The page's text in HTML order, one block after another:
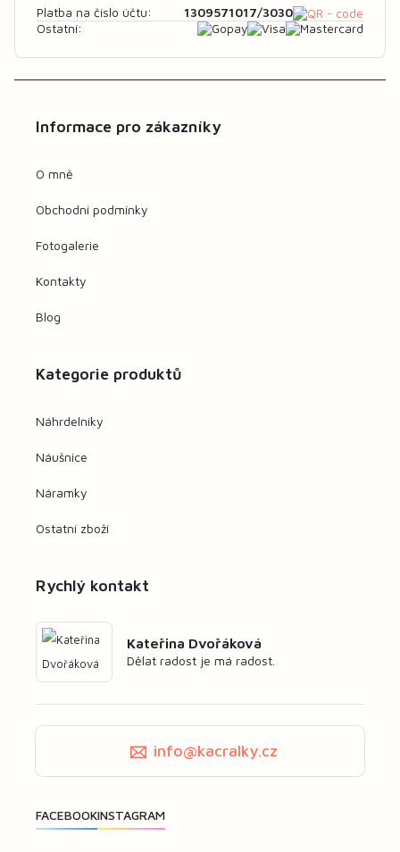
Platba na číslo účtu: 1309571017/3030
Ostatní:
Informace pro zákazníky
O mně
Obchodní podmínky
Fotogalerie
Kontakty
Blog
Kategorie produktů
Náhrdelníky
Náušnice
Náramky
Ostatní zboží
Rychlý kontakt
Kateřina Dvořáková
Dělat radost je má radost.
info@kacralky.cz